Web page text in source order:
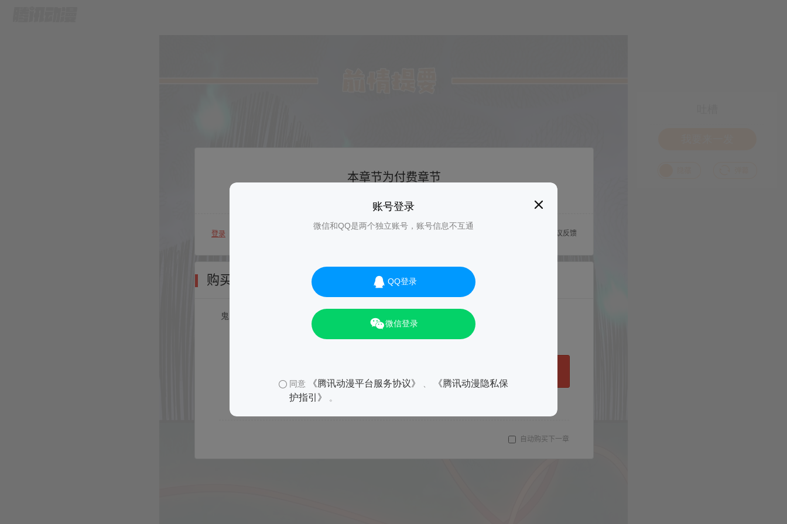
账号登录
微信和QQ是两个独立账号，账号信息不互通
QQ登录
微信登录
同意 《腾讯动漫平台服务协议》
《腾讯动漫隐私保
护指引》
。